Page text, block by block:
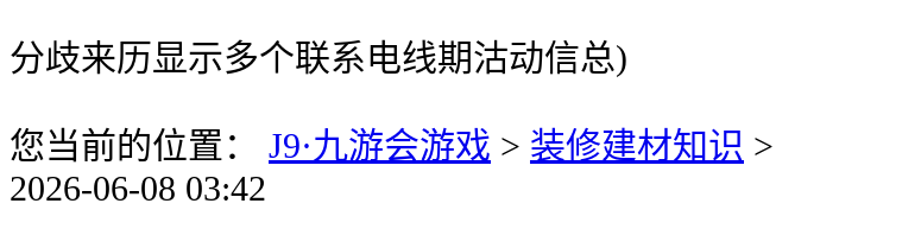
分歧来历显示多个联系电线期沽动信总)
您当前的位置： J9·九游会游戏 > 装修建材知识 >
2026-06-08 03:42